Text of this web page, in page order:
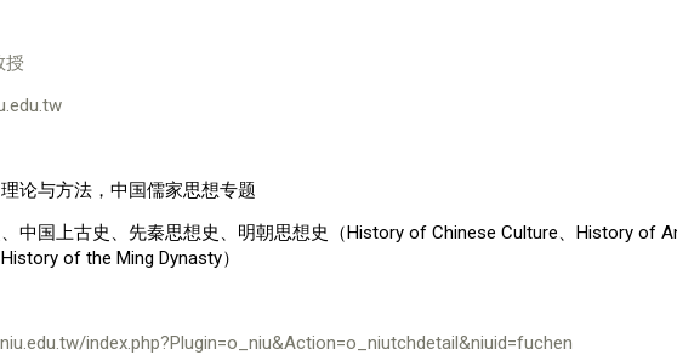
授
论与方法，中国儒家思想专题
中国上古史、先秦思想史、明朝思想史（History of Chinese Culture、History of
of the Ming Dynasty）
index.php?Plugin=o_niu&Action=o_niutchdetail&niuid=fuchen